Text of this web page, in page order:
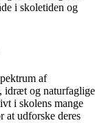
i skoletiden og
af
idræt og naturfaglige
i skolens mange
at udforske deres